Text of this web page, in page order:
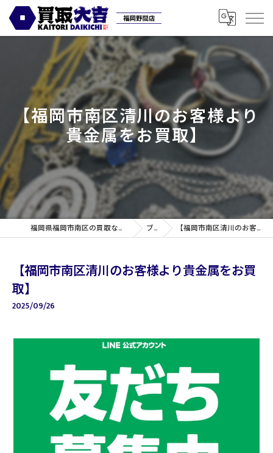
【福岡市南区清川のお客様より
貴金属をお買取】
福岡県福岡市南区の買取なら買取専門店大吉 福岡野間店 ブログ 【福岡市南区清川のお客様より貴金属をお買取】
【福岡市南区清川のお客様より貴金属をお買
取】
2025/09/26